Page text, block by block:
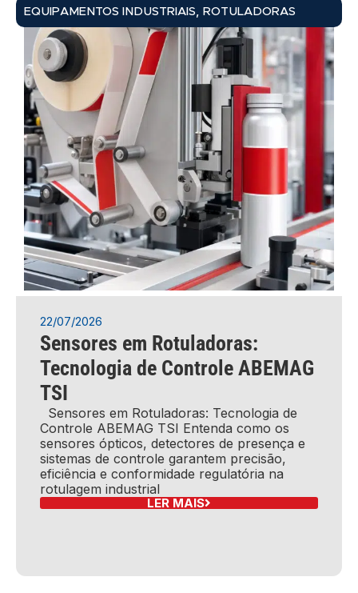
EQUIPAMENTOS INDUSTRIAIS, ROTULADORAS
22/07/2026
Sensores em Rotuladoras:
Tecnologia de Controle ABEMAG
TSI
Sensores em Rotuladoras: Tecnologia de
Controle ABEMAG TSI Entenda como os
sensores ópticos, detectores de presença e
sistemas de controle garantem precisão,
eficiência e conformidade regulatória na
rotulagem industrial
LER MAIS